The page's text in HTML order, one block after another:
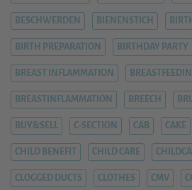
BESCHWERDEN BIENENSTICH
BIRTH PREPARATION BIRTHDAY PARTY
BREAST INFLAMMATION
BREASTINFLAMMATION BREECH
BUY&SELL C-SECTION CAB CAKE
CHILD BENEFIT CHILD CARE
CLOGGED DUCTS CLOTHES CMV